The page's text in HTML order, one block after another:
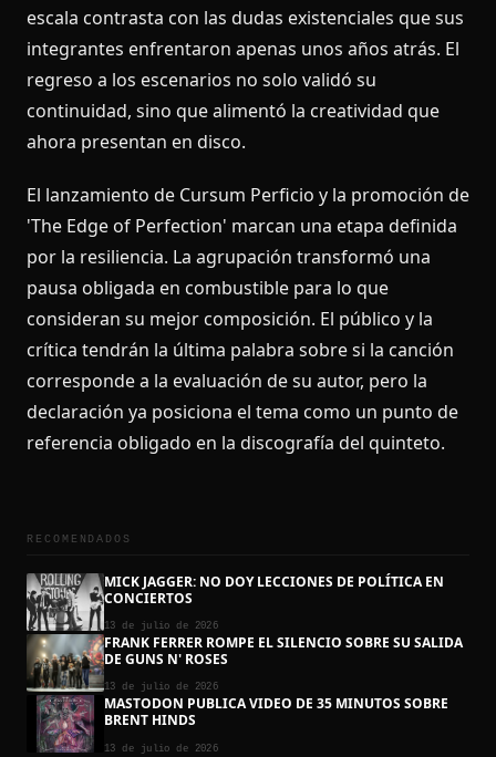
escala contrasta con las dudas existenciales que sus
integrantes enfrentaron apenas unos años atrás. El
regreso a los escenarios no solo validó su
continuidad, sino que alimentó la creatividad que
ahora presentan en disco.
El lanzamiento de Cursum Perficio y la promoción de
'The Edge of Perfection' marcan una etapa definida
por la resiliencia. La agrupación transformó una
pausa obligada en combustible para lo que
consideran su mejor composición. El público y la
crítica tendrán la última palabra sobre si la canción
corresponde a la evaluación de su autor, pero la
declaración ya posiciona el tema como un punto de
referencia obligado en la discografía del quinteto.
RECOMENDADOS
MICK JAGGER: NO DOY LECCIONES DE POLÍTICA EN
CONCIERTOS
13 de julio de 2026
FRANK FERRER ROMPE EL SILENCIO SOBRE SU SALIDA
DE GUNS N' ROSES
13 de julio de 2026
MASTODON PUBLICA VIDEO DE 35 MINUTOS SOBRE
BRENT HINDS
13 de julio de 2026